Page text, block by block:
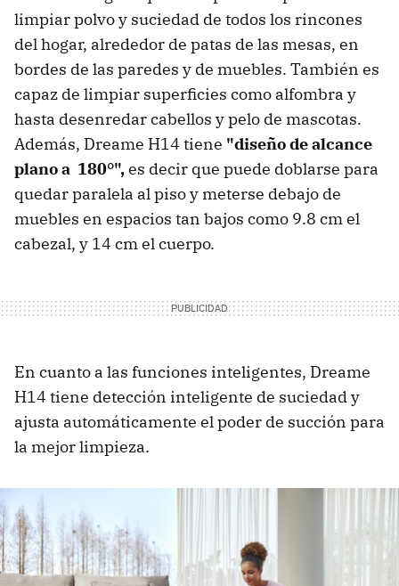
limpiar polvo y suciedad de todos los rincones
del hogar, alrededor de patas de las mesas, en
bordes de las paredes y de muebles. También es
capaz de limpiar superficies como alfombra y
hasta desenredar cabellos y pelo de mascotas.
Además, Dreame H14 tiene "diseño de alcance
plano a 180°",es decir que puede doblarse para
quedar paralela al piso y meterse debajo de
muebles en espacios tan bajos como 9.8 cm el
cabezal, y 14 cm el cuerpo.
En cuanto a las funciones inteligentes, Dreame
H14 tiene detección inteligente de suciedad y
ajusta automáticamente el poder de succión para
la mejor limpieza.